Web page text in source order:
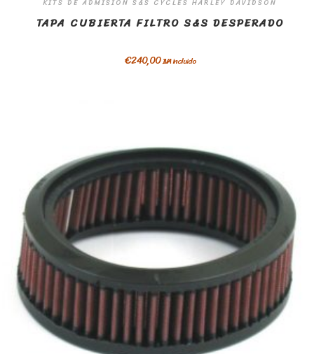
KITS DE ADMISION S&S CYCLES HARLEY DAVIDSON
TAPA CUBIERTA FILTRO S&S DESPERADO
€240,00IVA incluido